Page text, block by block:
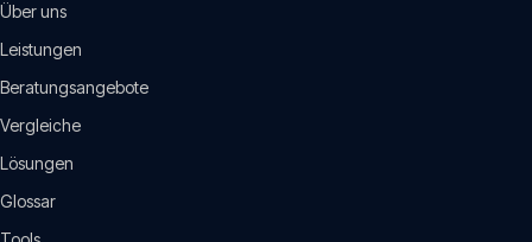
Über uns
Leistungen
Beratungsangebote
Vergleiche
Lösungen
Glossar